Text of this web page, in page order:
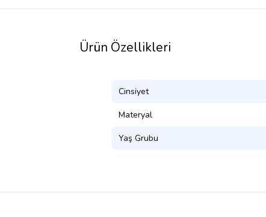
Ürün Özellikleri
Cinsiyet
Materyal
Yaş Grubu